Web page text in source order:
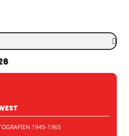
1945-1965